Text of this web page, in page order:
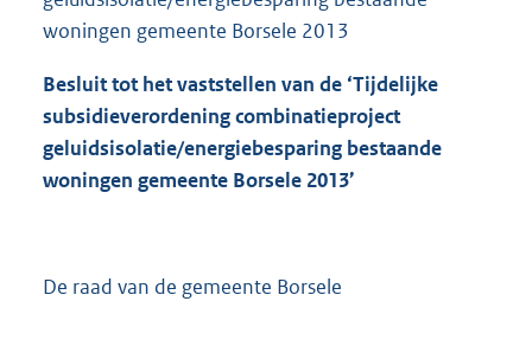
woningen gemeente Borsele 2013
Besluit tot het vaststellen van de ‘Tijdelijke
subsidieverordening combinatieproject
geluidsisolatie/energiebesparing bestaande
woningen gemeente Borsele 2013’
De raad van de gemeente Borsele